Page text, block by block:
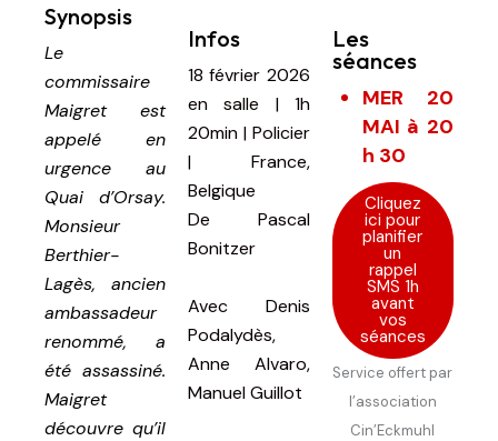
Synopsis
Le
commissaire
Maigret est
appelé en
urgence au
Quai d’Orsay.
Monsieur
Berthier-
Lagès, ancien
ambassadeur
renommé, a
été assassiné.
Maigret
découvre qu’il
Infos
18 février 2026
en salle |1h
20min | Policier
| France,
Belgique
De Pascal
Bonitzer
Avec Denis
Podalydès,
Anne Alvaro,
Manuel Guillot
Les
séances
MER 20
MAI à 20
h 30
Cliquez
ici pour
planifier
un
rappel
SMS 1h
avant
vos
séances
Service offert par
l’association
Cin’Eckmuhl